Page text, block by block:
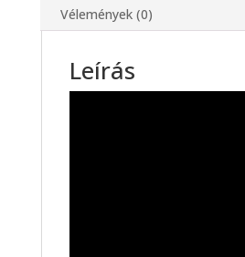
Vélemények (0)
Leírás